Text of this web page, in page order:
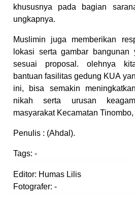
khususnya pada bagian
ungkapnya.
Muslimin juga memberikan
lokasi serta gambar bangunan
sesuai proposal. olehnya
bantuan fasilitas gedung KUA
ini, bisa semakin
nikah serta urusan
masyarakat Kecamatan Tinombo,
Penulis : (Ahdal).
Tags: -
Editor: Humas Lilis
Fotografer: -